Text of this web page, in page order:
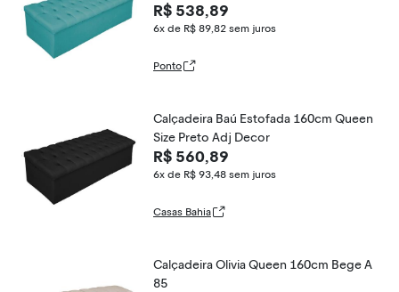
R$ 538,89
6x de R$ 89,82 sem juros
Ponto
Calçadeira Baú Estofada 160cm Queen
Size Preto Adj Decor
R$ 560,89
6x de R$ 93,48 sem juros
Casas Bahia
Calçadeira Olivia Queen 160cm Bege A
85